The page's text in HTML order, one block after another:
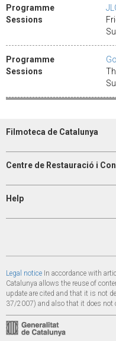
Programme
Sessions
Programme
Sessions
Filmoteca de Catalunya
Centre de Restauració i
Help
Legal notice In accordance with
Catalunya allows the reuse of
update are cited and that it is not
37/2007) and also that it does not